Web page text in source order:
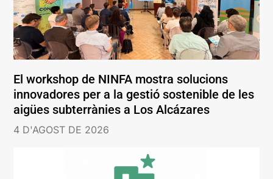
El workshop de NINFA mostra solucions
innovadores per a la gestió sostenible de les
aigües subterrànies a Los Alcázares
4 D'AGOST DE 2026